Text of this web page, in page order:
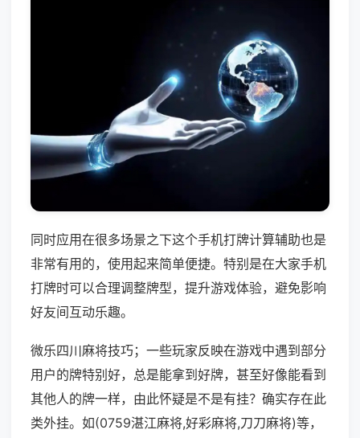
同时应用在很多场景之下这个手机打牌计算辅助也是
非常有用的，使用起来简单便捷。特别是在大家手机
打牌时可以合理调整牌型，提升游戏体验，避免影响
好友间互动乐趣。
微乐四川麻将技巧；一些玩家反映在游戏中遇到部分
用户的牌特别好，总是能拿到好牌，甚至好像能看到
其他人的牌一样，由此怀疑是不是有挂？确实存在此
类外挂。如(0759湛江麻将,好彩麻将,刀刀麻将)等，